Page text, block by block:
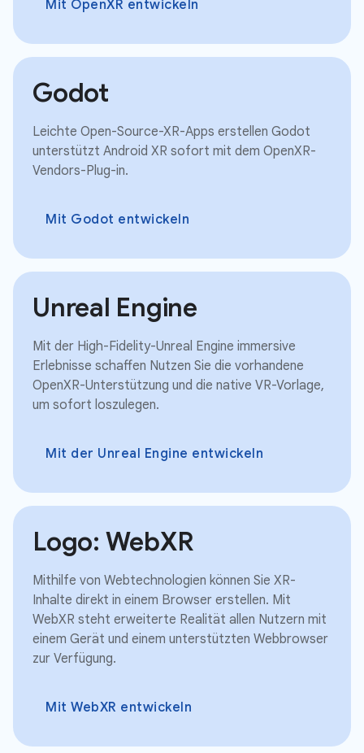
Mit OpenXR entwickeln
Godot
Leichte Open-Source-XR-Apps erstellen Godot
unterstützt Android XR sofort mit dem OpenXR-
Vendors-Plug-in.
Mit Godot entwickeln
Unreal Engine
Mit der High-Fidelity-Unreal Engine immersive
Erlebnisse schaffen Nutzen Sie die vorhandene
OpenXR-Unterstützung und die native VR-Vorlage,
um sofort loszulegen.
Mit der Unreal Engine entwickeln
Logo: WebXR
Mithilfe von Webtechnologien können Sie XR-
Inhalte direkt in einem Browser erstellen. Mit
WebXR steht erweiterte Realität allen Nutzern mit
einem Gerät und einem unterstützten Webbrowser
zur Verfügung.
Mit WebXR entwickeln